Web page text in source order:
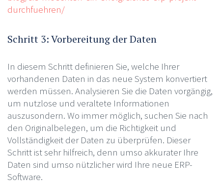
durchfuehren/
Schritt 3: Vorbereitung der Daten
In diesem Schritt definieren Sie, welche Ihrer
vorhandenen Daten in das neue System konvertiert
werden müssen. Analysieren Sie die Daten vorgängig,
um nutzlose und veraltete Informationen
auszusondern. Wo immer möglich, suchen Sie nach
den Originalbelegen, um die Richtigkeit und
Vollständigkeit der Daten zu überprüfen. Dieser
Schritt ist sehr hilfreich, denn umso akkurater Ihre
Daten sind umso nützlicher wird Ihre neue ERP-
Software.